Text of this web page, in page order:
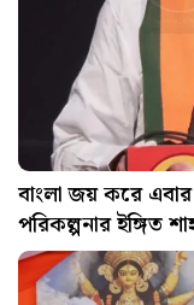
বাংলা জয় করে
পরিকল্পনার ইঙ্গিত